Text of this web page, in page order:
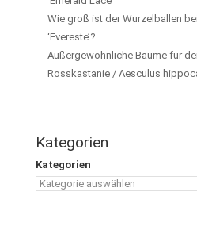
Wie groß ist der Wurzelballen
‘Evereste’?
Außergewöhnliche Bäume für
Rosskastanie / Aesculus
Kategorien
Kategorien